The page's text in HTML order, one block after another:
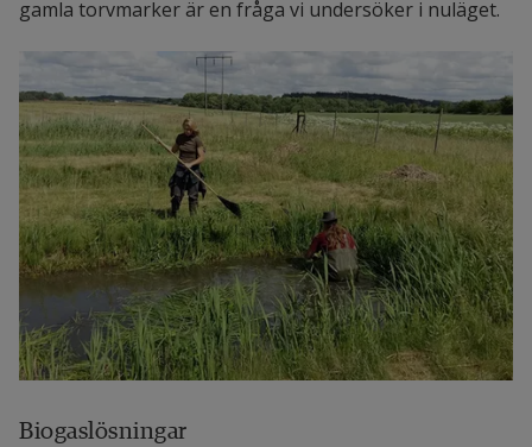
gamla torvmarker är en fråga vi undersöker i nuläget.
Biogaslösningar